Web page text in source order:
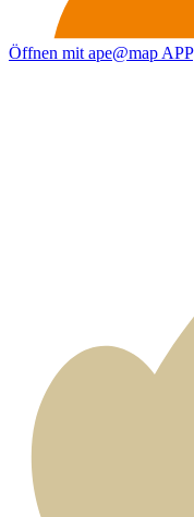
Öffnen mit ape@map APP